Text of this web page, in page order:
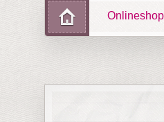
Onlineshop